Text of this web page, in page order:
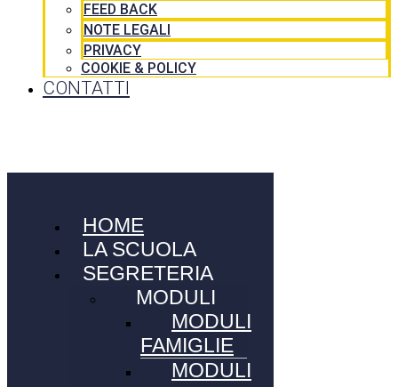
FEED BACK
NOTE LEGALI
PRIVACY
COOKIE & POLICY
CONTATTI
HOME
LA SCUOLA
SEGRETERIA
MODULI
MODULI
FAMIGLIE
MODULI